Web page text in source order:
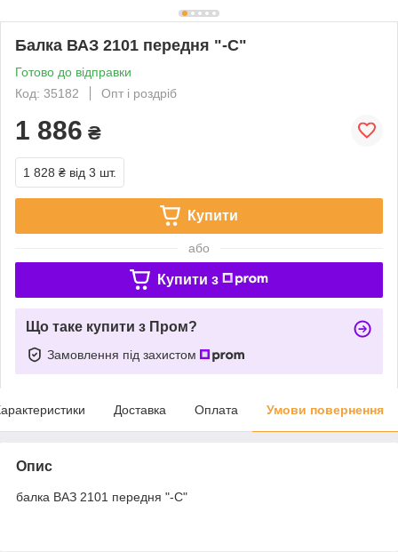
Балка ВАЗ 2101 передня "-С"
Готово до відправки
Код: 35182
Опт і роздріб
1 886 ₴
1 828 ₴ від 3 шт.
Купити
або
Купити з
Що таке купити з Пром?
Замовлення під захистом
Доставка Оплата Умови повернення
Опис
балка ВАЗ 2101 передня "-С"